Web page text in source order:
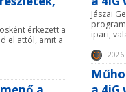
érkezett a
el attól, amit a
Jászai
ipari,